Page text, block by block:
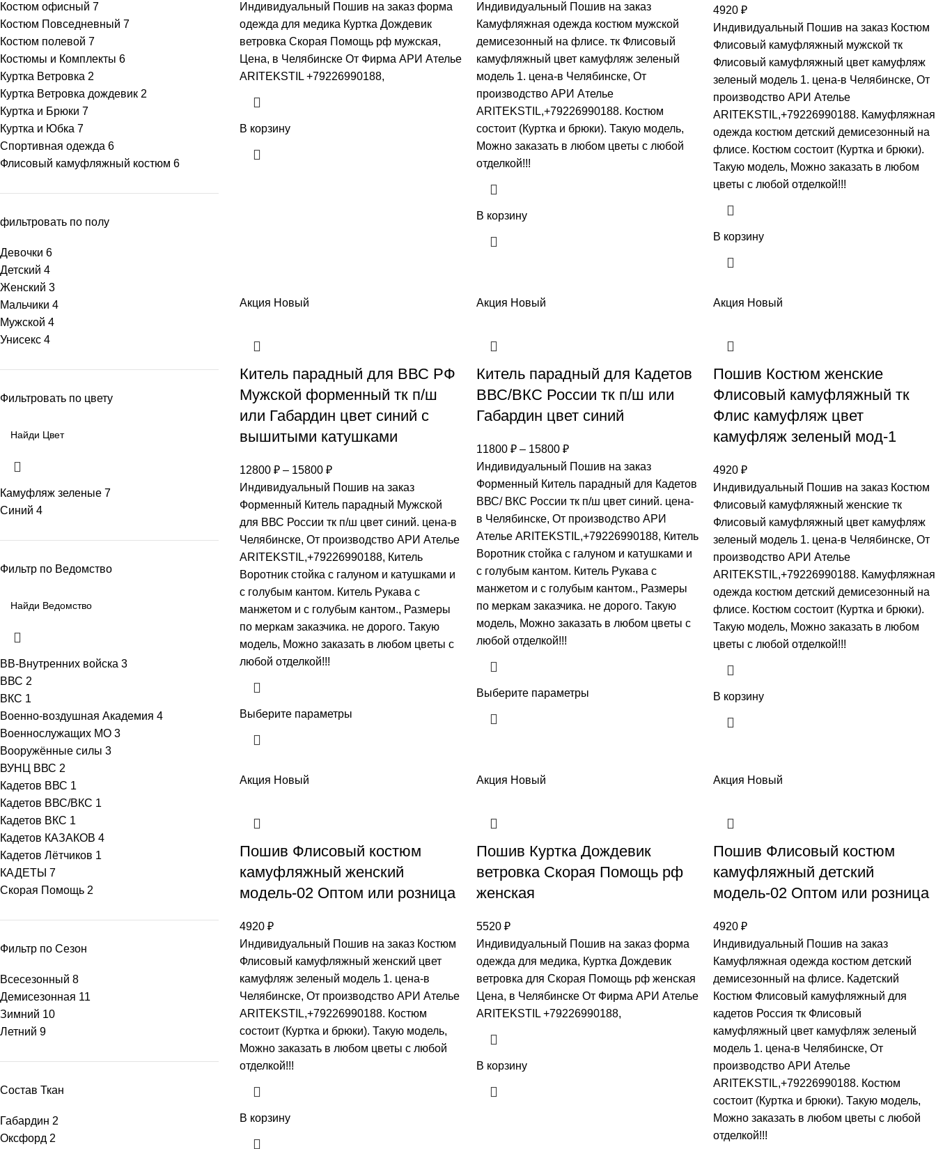
Костюм офисный 7
Костюм Повседневный 7
Костюм полевой 7
Костюмы и Комплекты 6
Куртка Ветровка 2
Куртка Ветровка дождевик 2
Куртка и Брюки 7
Куртка и Юбка 7
Спортивная одежда 6
Флисовый камуфляжный костюм 6
фильтровать по полу
Девочки 6
Детский 4
Женский 3
Мальчики 4
Мужской 4
Унисекс 4
Фильтровать по цвету
Камуфляж зеленые 7
Синий 4
Фильтр по Ведомство
ВВ-Внутренних войска 3
ВВС 2
ВКС 1
Военно-воздушная Академия 4
Военнослужащих МО 3
Вооружённые силы 3
ВУНЦ ВВС 2
Кадетов ВВС 1
Кадетов ВВС/ВКС 1
Кадетов ВКС 1
Кадетов КАЗАКОВ 4
Кадетов Лётчиков 1
КАДЕТЫ 7
Скорая Помощь 2
Фильтр по Сезон
Всесезонный 8
Демисезонная 11
Зимний 10
Летний 9
Состав Ткан
Габардин 2
Оксфорд 2
Индивидуальный Пошив на заказ форма
одежда для медика Куртка Дождевик
ветровка Скорая Помощь рф мужская,
Цена, в Челябинске От Фирма АРИ Ателье
ARITEKSTIL +79226990188,
В корзину
Индивидуальный Пошив на заказ
Камуфляжная одежда костюм мужской
демисезонный на флисе. тк Флисовый
камуфляжный цвет камуфляж зеленый
модель 1. цена-в Челябинске, От
производство АРИ Ателье
ARITEKSTIL,+79226990188. Костюм
состоит (Куртка и брюки). Такую модель,
Mожно заказать в любом цветы с любой
отделкой!!!
В корзину
4920 ₽
Индивидуальный Пошив на заказ Костюм
Флисовый камуфляжный мужской тк
Флисовый камуфляжный цвет камуфляж
зеленый модель 1. цена-в Челябинске, От
производство АРИ Ателье
ARITEKSTIL,+79226990188. Камуфляжная
одежда костюм детский демисезонный на
флисе. Костюм состоит (Куртка и брюки).
Такую модель, Mожно заказать в любом
цветы с любой отделкой!!!
В корзину
Акция Новый
Китель парадный для ВВС РФ
Мужской форменный тк п/ш
или Габардин цвет синий с
вышитыми катушками
12800 ₽ – 15800 ₽
Индивидуальный Пошив на заказ
Форменный Китель парадный Мужской
для ВВС России тк п/ш цвет синий. цена-в
Челябинске, От производство АРИ Ателье
ARITEKSTIL,+79226990188, Китель
Воротник стойка с галуном и катушками и
с голубым кантом. Китель Рукава с
манжетом и с голубым кантом., Размеры
по меркам заказчика. не дорого. Такую
модель, Mожно заказать в любом цветы с
любой отделкой!!!
Выберите параметры
Акция Новый
Китель парадный для Кадетов
ВВС/ВКС России тк п/ш или
Габардин цвет синий
11800 ₽ – 15800 ₽
Индивидуальный Пошив на заказ
Форменный Китель парадный для Кадетов
ВВС/ ВКС России тк п/ш цвет синий. цена-
в Челябинске, От производство АРИ
Ателье ARITEKSTIL,+79226990188, Китель
Воротник стойка с галуном и катушками и
с голубым кантом. Китель Рукава с
манжетом и с голубым кантом., Размеры
по меркам заказчика. не дорого. Такую
модель, Mожно заказать в любом цветы с
любой отделкой!!!
Выберите параметры
Акция Новый
Пошив Костюм женские
Флисовый камуфляжный тк
Флис камуфляж цвет
камуфляж зеленый мод-1
4920 ₽
Индивидуальный Пошив на заказ Костюм
Флисовый камуфляжный женские тк
Флисовый камуфляжный цвет камуфляж
зеленый модель 1. цена-в Челябинске, От
производство АРИ Ателье
ARITEKSTIL,+79226990188. Камуфляжная
одежда костюм детский демисезонный на
флисе. Костюм состоит (Куртка и брюки).
Такую модель, Mожно заказать в любом
цветы с любой отделкой!!!
В корзину
Акция Новый
Пошив Флисовый костюм
камуфляжный женский
модель-02 Оптом или розница
4920 ₽
Индивидуальный Пошив на заказ Костюм
Флисовый камуфляжный женский цвет
камуфляж зеленый модель 1. цена-в
Челябинске, От производство АРИ Ателье
ARITEKSTIL,+79226990188. Костюм
состоит (Куртка и брюки). Такую модель,
Mожно заказать в любом цветы с любой
отделкой!!!
В корзину
Акция Новый
Пошив Куртка Дождевик
ветровка Скорая Помощь рф
женская
5520 ₽
Индивидуальный Пошив на заказ форма
одежда для медика, Куртка Дождевик
ветровка для Скорая Помощь рф женская
Цена, в Челябинске От Фирма АРИ Ателье
ARITEKSTIL +79226990188,
В корзину
Акция Новый
Пошив Флисовый костюм
камуфляжный детский
модель-02 Оптом или розница
4920 ₽
Индивидуальный Пошив на заказ
Камуфляжная одежда костюм детский
демисезонный на флисе. Кадетский
Костюм Флисовый камуфляжный для
кадетов Россия тк Флисовый
камуфляжный цвет камуфляж зеленый
модель 1. цена-в Челябинске, От
производство АРИ Ателье
ARITEKSTIL,+79226990188. Костюм
состоит (Куртка и брюки). Такую модель,
Mожно заказать в любом цветы с любой
отделкой!!!